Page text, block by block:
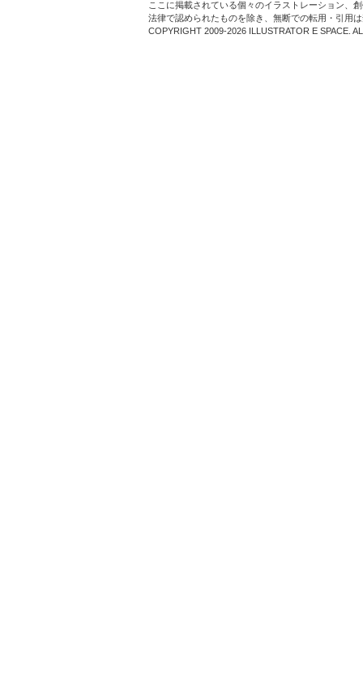
ここに掲載されている個々のイラストレーション、
法律で認められたものを除き、無断での転用・引用
COPYRIGHT 2009-2026 ILLUSTRATOR E SPACE.